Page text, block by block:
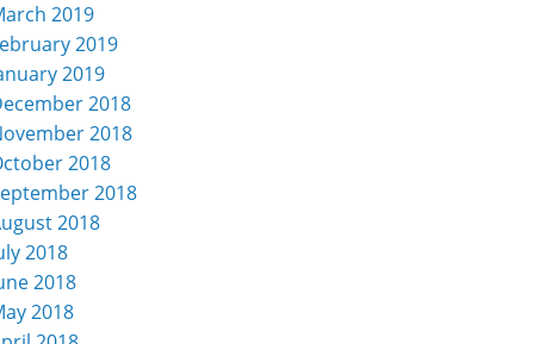
2019
2019
2019
2018
2018
2018
2018
2018
2018
2018
2018